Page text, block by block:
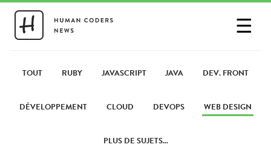
☰
PARTAGER UN LIEN
TOUT RUBY JAVASCRIPT JAVA DEV. FRONT
DÉVELOPPEMENT CLOUD DEVOPS WEB DESIGN
PLUS DE SUJETS...